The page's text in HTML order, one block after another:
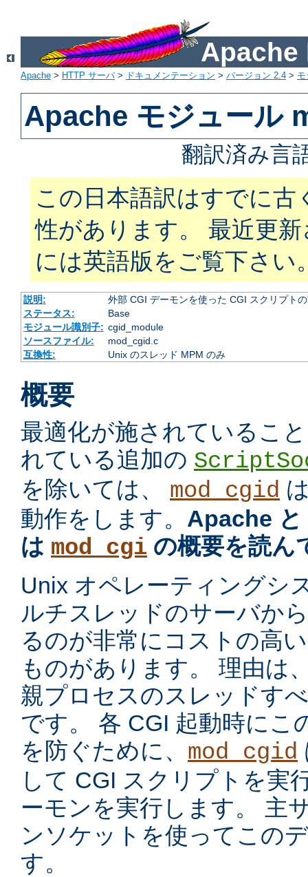
Apache
Apache > HTTP サーバ> ドキュメンテーション > バージョン 2.4 >
Apache モジュール
翻訳済み言
この日本語訳はすでに古
性があります。 最近更
には英語版をご覧下さい
説明:
外部 CGI デーモンを使った CGI スクリプト
ステータス:
Base
モジュール識別子: cgid_module
ソースファイル:
mod_cgid.c
互換性:
Unix のスレッド MPM のみ
概要
最適化が施されているこ
れている追加の
を除いては、 mod_cgid
動作をします。 Apache と
は mod_cgi の概要を読ん
Unix オペレーティングシ
ルチスレッドのサーバか
るのが非常にコストの高
ものがあります。 理由は
親プロセスのスレッドす
です。 各 CGI 起動時にこ
を防ぐために、 mod_cgid
して CGI スクリプトを実
ーモンを実行します。 主
ンソケットを使ってこの
す。